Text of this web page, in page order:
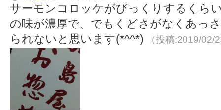
サーモンコロッケがびっくりするくら
の味が濃厚で、でもくどさがなくあっ
られないと思います(*^^*)
（投稿:2019/